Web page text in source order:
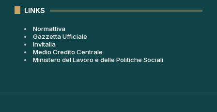
LINKS
Normattiva
Gazzetta Ufficiale
Invitalia
Medio Credito Centrale
Ministero del Lavoro e delle Politiche Sociali